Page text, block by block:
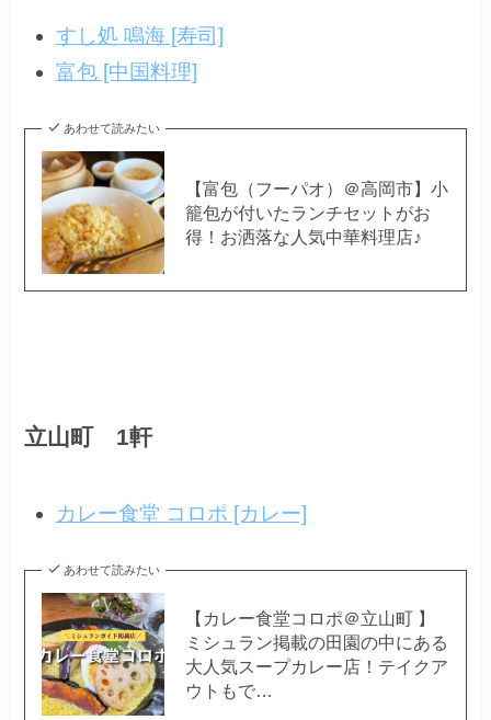
すし処 鳴海 [寿司]
富包 [中国料理]
あわせて読みたい
【富包（フーパオ）＠高岡市】小
籠包が付いたランチセットがお
得！お洒落な人気中華料理店♪
立山町 1軒
カレー食堂 コロポ [カレー]
あわせて読みたい
【カレー食堂コロポ＠立山町 】
ミシュラン掲載の田園の中にある
大人気スープカレー店！テイクア
ウトもで…